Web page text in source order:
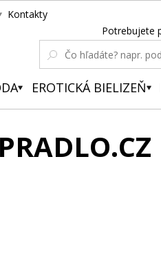
Kontakty
Potrebujete
EROTICKÁ BIELIZEŇ